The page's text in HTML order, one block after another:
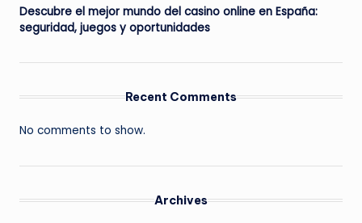
Descubre el mejor mundo del casino online en España:
seguridad, juegos y oportunidades
Recent Comments
No comments to show.
Archives